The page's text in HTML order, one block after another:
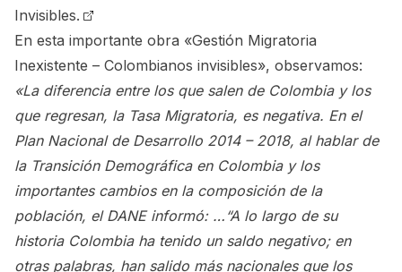
Invisibles.
En esta importante obra «Gestión Migratoria
Inexistente – Colombianos invisibles», observamos:
«La diferencia entre los que salen de Colombia y los
que regresan, la Tasa Migratoria, es negativa. En el
Plan Nacional de Desarrollo 2014 – 2018, al hablar de
la Transición Demográfica en Colombia y los
importantes cambios en la composición de la
población, el DANE informó: …“A lo largo de su
historia Colombia ha tenido un saldo negativo; en
otras palabras, han salido más nacionales que los